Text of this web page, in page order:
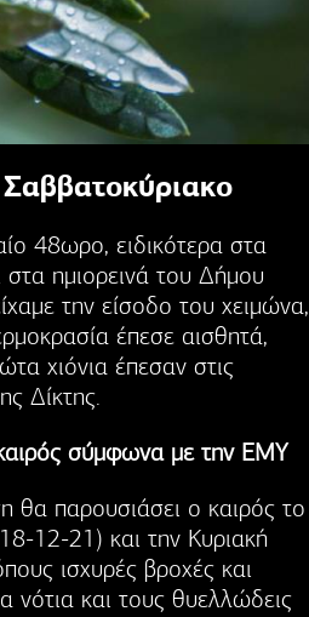
48ωρο, ειδικότερα στα
στα ημιορεινά του Δήμου
την είσοδο του χειμώνα,
έπεσε αισθητά,
χιόνια έπεσαν στις
Δίκτης.
σύμφωνα με την ΕΜΥ
θα παρουσιάσει ο καιρός το
12-21) και την Κυριακή
ισχυρές βροχές και
νότια και τους θυελλώδεις